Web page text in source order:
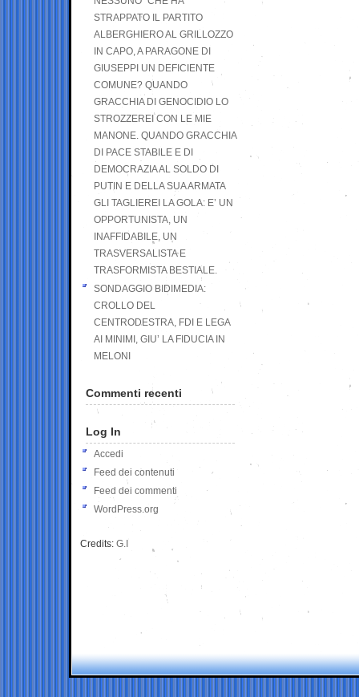
STRAPPATO IL PARTITO
ALBERGHIERO AL GRILLOZZO
IN CAPO, A PARAGONE DI
GIUSEPPI UN DEFICIENTE
COMUNE? QUANDO
GRACCHIA DI GENOCIDIO LO
STROZZEREI CON LE MIE
MANONE. QUANDO GRACCHIA
DI PACE STABILE E DI
DEMOCRAZIA AL SOLDO DI
PUTIN E DELLA SUA ARMATA
GLI TAGLIEREI LA GOLA: E’ UN
OPPORTUNISTA, UN
INAFFIDABILE, UN
TRASVERSALISTA E
TRASFORMISTA BESTIALE.
SONDAGGIO BIDIMEDIA:
CROLLO DEL
CENTRODESTRA, FDI E LEGA
AI MINIMI, GIU’ LA FIDUCIA IN
MELONI
Commenti recenti
Log In
Accedi
Feed dei contenuti
Feed dei commenti
WordPress.org
Credits: G.I